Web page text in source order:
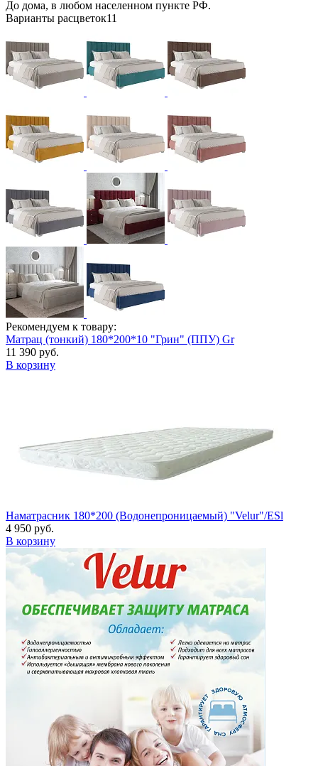
До дома, в любом населенном пункте РФ.
Варианты расцветок11
Рекомендуем к товару:
Матрац (тонкий) 180*200*10 "Грин" (ППУ) Gr
11 390 руб.
В корзину
Наматрасник 180*200 (Водонепроницаемый) "Velur"/ESl
4 950 руб.
В корзину